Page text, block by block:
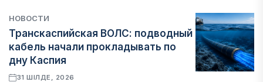
НОВОСТИ
Транскаспийская ВОЛС: подводный
кабель начали прокладывать по
дну Каспия
31 ШІЛДЕ, 2026